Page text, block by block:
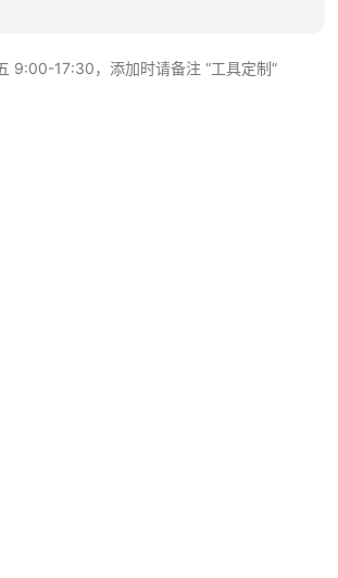
9:00-17:30，添加时请备注 “工具定制”